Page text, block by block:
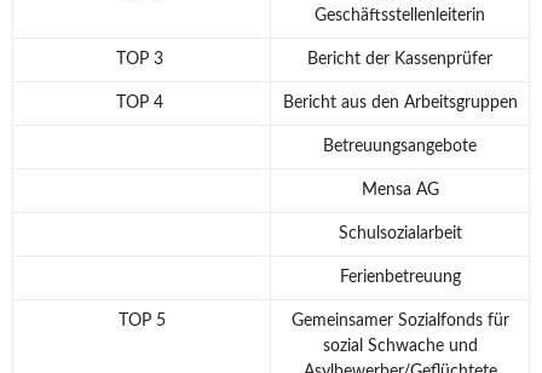
Geschäftsstellenleiterin
TOP 3 Bericht der Kassenprüfer
TOP 4 Bericht aus den Arbeitsgruppen
Betreuungsangebote
Mensa AG
Schulsozialarbeit
Ferienbetreuung
TOP 5
Gemeinsamer Sozialfonds für
sozial Schwache und